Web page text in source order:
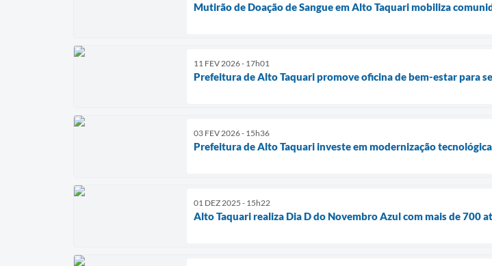
Mutirão de Doação de Sangue em Alto Taquari mobiliza
11 FEV 2026 - 17h01
Prefeitura de Alto Taquari promove oficina de bem-estar para
03 FEV 2026 - 15h36
Prefeitura de Alto Taquari investe em modernização
01 DEZ 2025 - 15h22
Alto Taquari realiza Dia D do Novembro Azul com mais de 700